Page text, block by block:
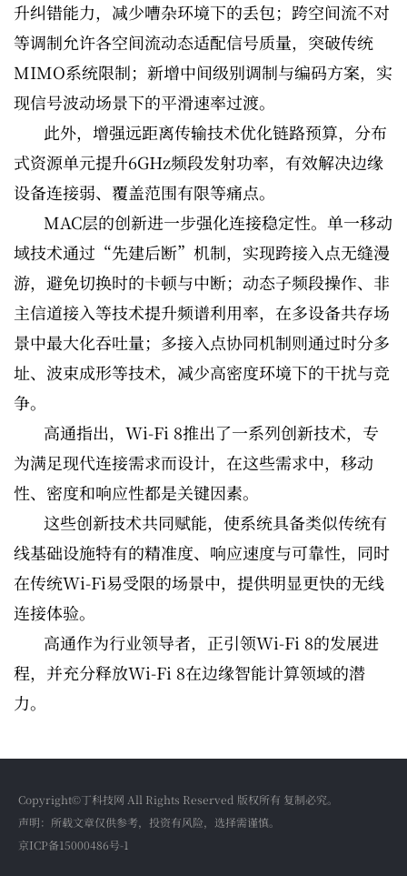
升纠错能力，减少嘈杂环境下的丢包；跨空间流不对
等调制允许各空间流动态适配信号质量，突破传统
MIMO系统限制；新增中间级别调制与编码方案，实
现信号波动场景下的平滑速率过渡。
此外，增强远距离传输技术优化链路预算，分布
式资源单元提升6GHz频段发射功率，有效解决边缘
设备连接弱、覆盖范围有限等痛点。
MAC层的创新进一步强化连接稳定性。单一移动
域技术通过“先建后断”机制，实现跨接入点无缝漫
游，避免切换时的卡顿与中断；动态子频段操作、非
主信道接入等技术提升频谱利用率，在多设备共存场
景中最大化吞吐量；多接入点协同机制则通过时分多
址、波束成形等技术，减少高密度环境下的干扰与竞
争。
高通指出，Wi-Fi 8推出了一系列创新技术，专
为满足现代连接需求而设计，在这些需求中，移动
性、密度和响应性都是关键因素。
这些创新技术共同赋能，使系统具备类似传统有
线基础设施特有的精准度、响应速度与可靠性，同时
在传统Wi-Fi易受限的场景中，提供明显更快的无线
连接体验。
高通作为行业领导者，正引领Wi-Fi 8的发展进
程，并充分释放Wi-Fi 8在边缘智能计算领域的潜
力。
Copyright©丁科技网 All Rights Reserved 版权所有 复制必究。
声明：所载文章仅供参考，投资有风险，选择需谨慎。
京ICP备15000486号-1